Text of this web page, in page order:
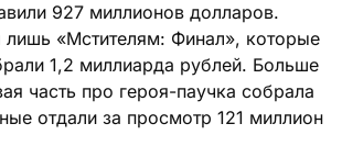
927 миллионов долларов.
лишь «Мстителям: Финал», которые
1,2 миллиарда рублей. Больше
часть про героя-паучка собрала
отдали за просмотр 121 миллион